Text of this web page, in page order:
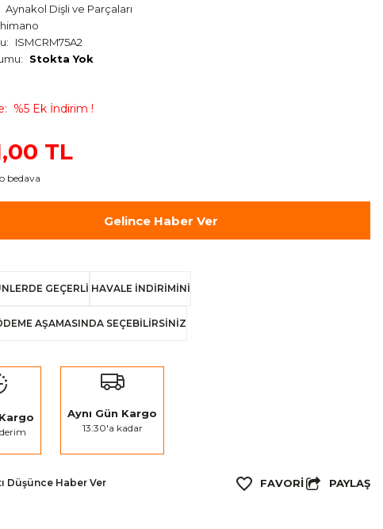
Aynakol Dişli ve Parçaları
ISMCRM75A2
Stokta Yok
%5 Ek İndirim !
TL
bedava
Gelince Haber Ver
GEÇERLİ HAVALE İNDİRİMİNİ
AŞAMASINDA SEÇEBİLİRSİNİZ
Aynı Gün Kargo
13:30'a kadar
Düşünce Haber Ver PAYLAŞ